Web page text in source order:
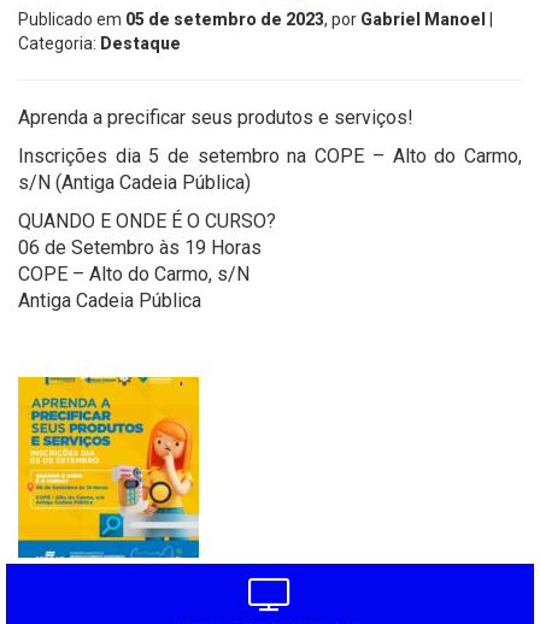
Publicado em 05 de setembro de 2023, por Gabriel Manoel
Categoria: Destaque
Aprenda a precificar seus produtos e serviços!
Inscrições dia 5 de setembro na COPE – Alto do Carmo,
s/N (Antiga Cadeia Pública)
QUANDO E ONDE É O CURSO?
06 de Setembro às 19 Horas
COPE – Alto do Carmo, s/N
Antiga Cadeia Pública
'